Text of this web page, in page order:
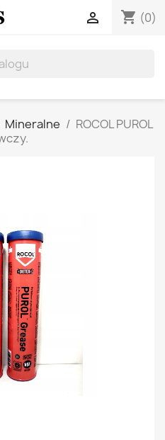
shopping_cart (0)

Mineralne
ROCOL PUROL